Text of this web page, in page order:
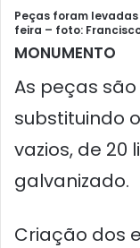
Peças foram
feira – foto:
MONUMENTO
As peças
substituindo
vazios, de 20
galvanizado.
Criação dos